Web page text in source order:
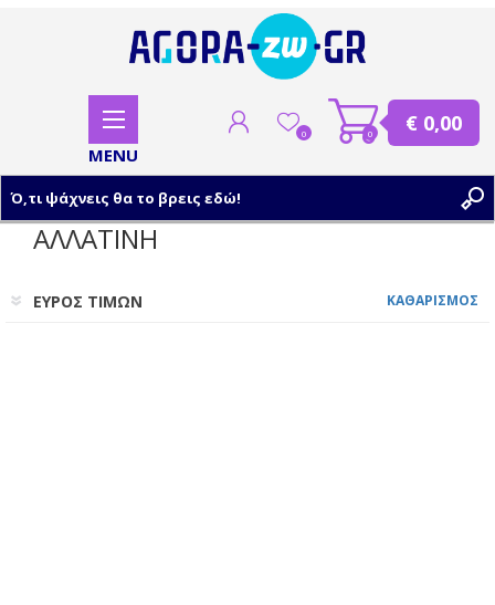
ΣΥΝΔΕΣΗ
0 0 € 0,00
ΑΛΛΑΤΙΝΗ
ΕΥΡΟΣ ΤΙΜΩΝ ΚΑΘΑΡΙΣΜΟΣ